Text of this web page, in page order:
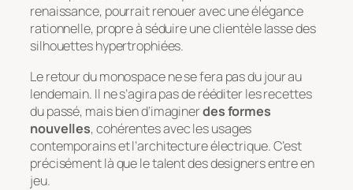
renaissance, pourrait renouer avec une élégance
rationnelle, propre à séduire une clientèle lasse des
silhouettes hypertrophiées.
Le retour du monospace ne se fera pas du jour au
lendemain. Il ne s’agira pas de rééditer les recettes
du passé, mais bien d’imaginerdes formes
nouvelles, cohérentes avec les usages
contemporains et l’architecture électrique. C’est
précisément là que le talent des designers entre en
jeu.